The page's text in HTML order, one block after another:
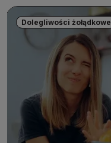
Dolegliwości żołądkowe